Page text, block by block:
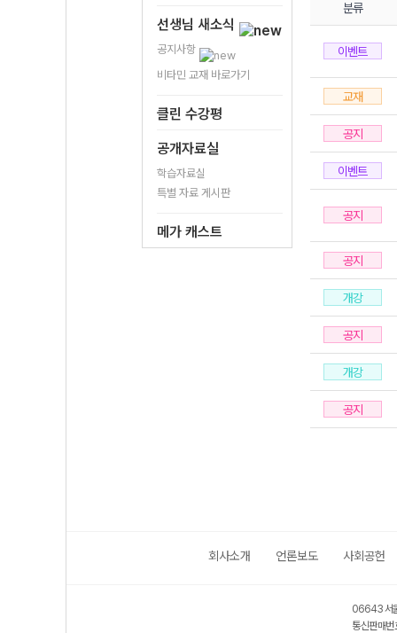
선생님 새소식
공지사항
비타민 교재 바로가기
클린 수강평
공개자료실
학습자료실
특별 자료 게시판
메가 캐스트
분류
이벤트
교재
공지
이벤트
공지
공지
개강
공지
개강
공지
회사소개 언론보도 사회공헌
06643 서
통신판매